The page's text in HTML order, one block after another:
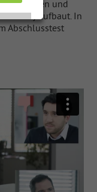
und
Story aufbaut. In
Abschlusstest
Impressum
Impressum